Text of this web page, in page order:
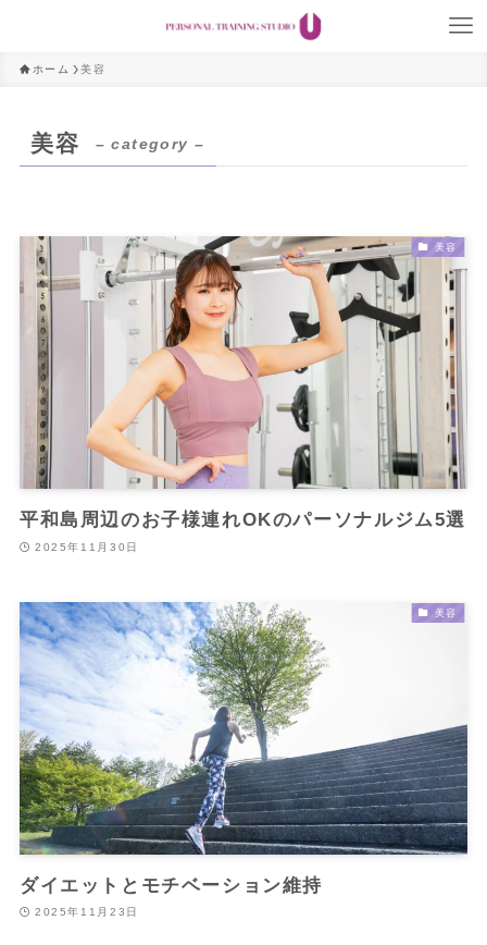
ホーム 美容
美容 – category –
美容
平和島周辺のお子様連れOKのパーソナルジム5選
2025年11月30日
美容
ダイエットとモチベーション維持
2025年11月23日